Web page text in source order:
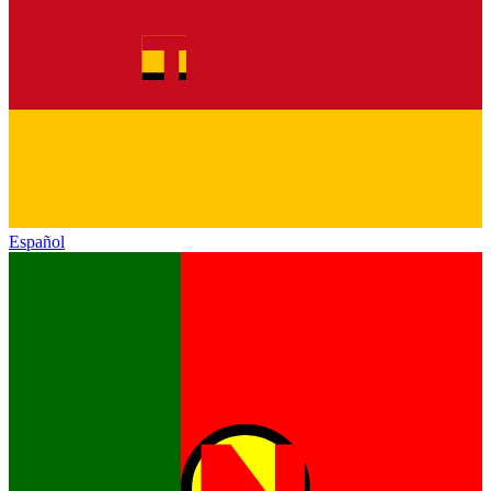
Español